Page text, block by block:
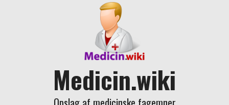
Medicin.wiki